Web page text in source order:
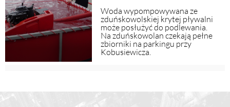
Woda wypompowywana ze
zduńskowolskiej krytej pływalni
może posłużyć do podlewania.
Na zduńskowolan czekają pełne
zbiorniki na parkingu przy
Kobusiewicza.